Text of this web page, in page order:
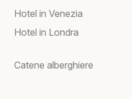
Hotel in Venezia
Hotel in Londra
Catene alberghiere